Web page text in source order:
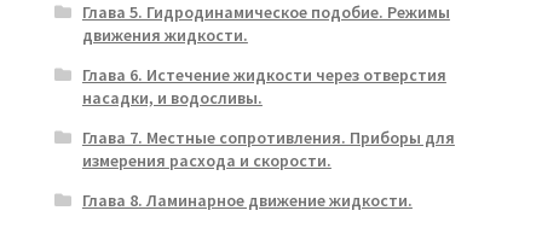
Глава 5. Гидродинамическое подобие. Режимы
движения жидкости.
Глава 6. Истечение жидкости через отверстия
насадки, и водосливы.
Глава 7. Местные сопротивления. Приборы для
измерения расхода и скорости.
Глава 8. Ламинарное движение жидкости.